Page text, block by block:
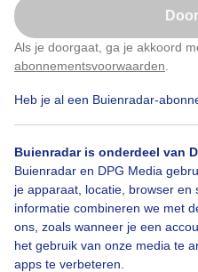
Als je doorgaat, ga je akkoord
abonnementsvoorwaarden
Heb je al een Buienradar-
Buienradar is onderdeel van
Buienradar en DPG Media
je apparaat, locatie, browser
informatie combineren we met
ons, zoals wanneer je een
het gebruik van onze media te
apps te verbeteren.
Op Texel overdag droog en
Door: Frans Alderse Baas
Bekijk slideshow
Klik hierom dit